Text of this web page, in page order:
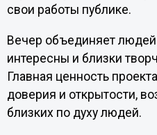
свои работы публике.
Вечер объединяет людей
интересны и близки
Главная ценность
доверия и открытости,
близких по духу людей.